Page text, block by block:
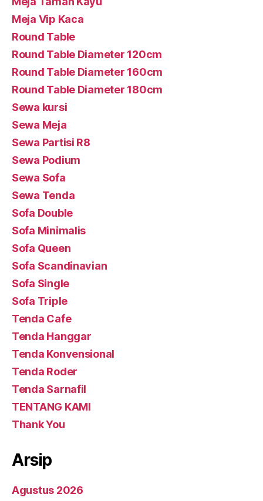
Meja Vip Kaca
Round Table
Round Table Diameter 120cm
Round Table Diameter 160cm
Round Table Diameter 180cm
Sewa kursi
Sewa Meja
Sewa Partisi R8
Sewa Podium
Sewa Sofa
Sewa Tenda
Sofa Double
Sofa Minimalis
Sofa Queen
Sofa Scandinavian
Sofa Single
Sofa Triple
Tenda Cafe
Tenda Hanggar
Tenda Konvensional
Tenda Roder
Tenda Sarnafil
TENTANG KAMI
Thank You
Arsip
Agustus 2026